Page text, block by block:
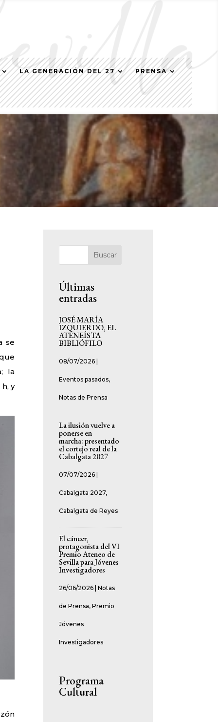
LA GENERACIÓN DEL 27
PRENSA
se
la
y
Buscar
Últimas
entradas
JOSÉ MARÍA
IZQUIERDO, EL
ATENEÍSTA
BIBLIÓFILO
08/07/2026
Eventos pasados,
Notas de Prensa
La ilusión vuelve a
ponerse en
marcha: presentado
el cortejo real de la
Cabalgata 2027
07/07/2026
Cabalgata 2027,
Cabalgata de Reyes
El cáncer,
protagonista del VI
Premio Ateneo de
Sevilla para Jóvenes
Investigadores
26/06/2026 |Notas
de Prensa,Premio
Jóvenes
Investigadores
Programa
Cultural